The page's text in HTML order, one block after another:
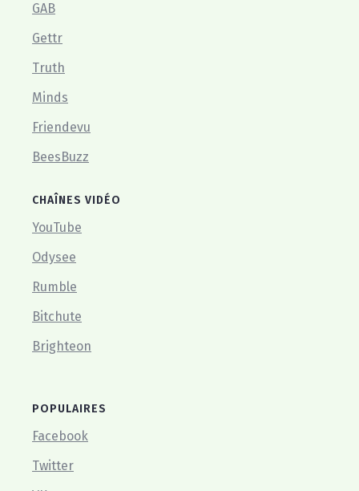
GAB
Gettr
Truth
Minds
Friendevu
BeesBuzz
CHAÎNES VIDÉO
YouTube
Odysee
Rumble
Bitchute
Brighteon
POPULAIRES
Facebook
Twitter